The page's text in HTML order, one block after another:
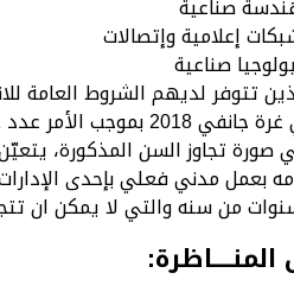
صناعية
إعلامية وإتصالات
صناعية
تتوفر لديهم الشروط العامة
الأمر عدد 1031 لسنة 2006 المؤرخ في 13 أفريل 2006.
صورة تجاوز السن المذكورة،
بعمل مدني فعلي بإحدى
المنــــاظرة: